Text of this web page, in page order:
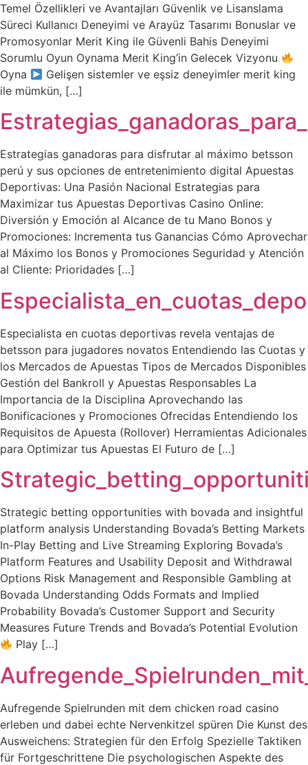
Temel Özellikleri ve Avantajları Güvenlik ve Lisanslama
Süreci Kullanıcı Deneyimi ve Arayüz Tasarımı Bonuslar ve
Promosyonlar Merit King ile Güvenli Bahis Deneyimi
Sorumlu Oyun Oynama Merit King’in Gelecek Vizyonu
Oyna
Gelişen sistemler ve eşsiz deneyimler merit king
ile mümkün, […]
Estrategias ganadoras para disfrutar al máximo betsson
perú y sus opciones de entretenimiento digital Apuestas
Deportivas: Una Pasión Nacional Estrategias para
Maximizar tus Apuestas Deportivas Casino Online:
Diversión y Emoción al Alcance de tu Mano Bonos y
Promociones: Incrementa tus Ganancias Cómo Aprovechar
al Máximo los Bonos y Promociones Seguridad y Atención
al Cliente: Prioridades […]
Especialista en cuotas deportivas revela ventajas de
betsson para jugadores novatos Entendiendo las Cuotas y
los Mercados de Apuestas Tipos de Mercados Disponibles
Gestión del Bankroll y Apuestas Responsables La
Importancia de la Disciplina Aprovechando las
Bonificaciones y Promociones Ofrecidas Entendiendo los
Requisitos de Apuesta (Rollover) Herramientas Adicionales
para Optimizar tus Apuestas El Futuro de […]
Strategic betting opportunities with bovada and insightful
platform analysis Understanding Bovada’s Betting Markets
In-Play Betting and Live Streaming Exploring Bovada’s
Platform Features and Usability Deposit and Withdrawal
Options Risk Management and Responsible Gambling at
Bovada Understanding Odds Formats and Implied
Probability Bovada’s Customer Support and Security
Measures Future Trends and Bovada’s Potential Evolution
Play […]
Aufregende Spielrunden mit dem chicken road casino
erleben und dabei echte Nervenkitzel spüren Die Kunst des
Ausweichens: Strategien für den Erfolg Spezielle Taktiken
für Fortgeschrittene Die psychologischen Aspekte des